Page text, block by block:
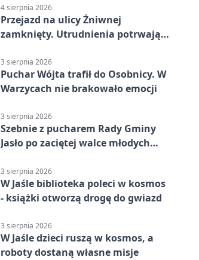
4 sierpnia 2026
Przejazd na ulicy Żniwnej
zamknięty. Utrudnienia potrwają
3 sierpnia 2026
Puchar Wójta trafił do Osobnicy. W
Warzycach nie brakowało emocji
3 sierpnia 2026
Szebnie z pucharem Rady Gminy
Jasło po zaciętej walce młodych
3 sierpnia 2026
W Jaśle biblioteka poleci w kosmos
- książki otworzą drogę do gwiazd
3 sierpnia 2026
W Jaśle dzieci ruszą w kosmos, a
roboty dostaną własne misje